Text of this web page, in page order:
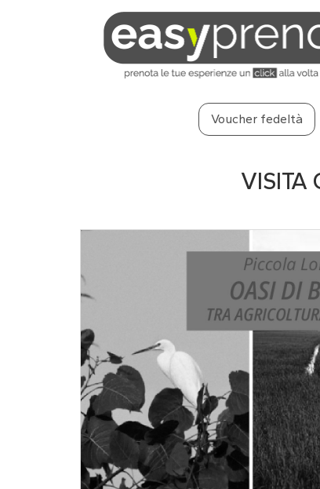
Voucher fedeltà
VISITA